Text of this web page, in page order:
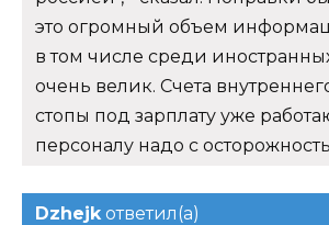
это огромный объем
в том числе среди
очень велик. Счета
стопы под зарплату уже
персоналу надо с
Dzhejk ответил(а)